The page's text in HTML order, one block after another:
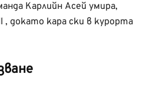
Карлийн Асей умира,
, докато кара ски в курорта